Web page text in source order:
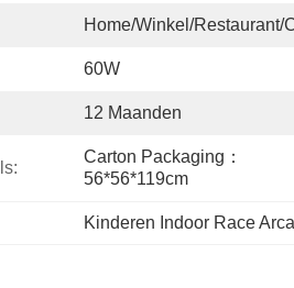
Home/Winkel/Restaurant/
60W
12 Maanden
Carton Packaging：
56*56*119cm
Kinderen Indoor Race